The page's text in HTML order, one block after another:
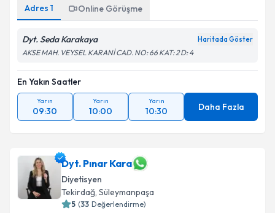
Adres 1 Online Görüşme
Dyt. Seda Karakaya Haritada Göster
AKSE MAH. VEYSEL KARANİ CAD. NO: 66 KAT: 2 D: 4
En Yakın Saatler
Yarın
09:30
Yarın
10:00
Yarın
10:30 Daha Fazla
Dyt. Pınar Kara
Diyetisyen
Tekirdağ, Süleymanpaşa
5 (33 Değerlendirme)